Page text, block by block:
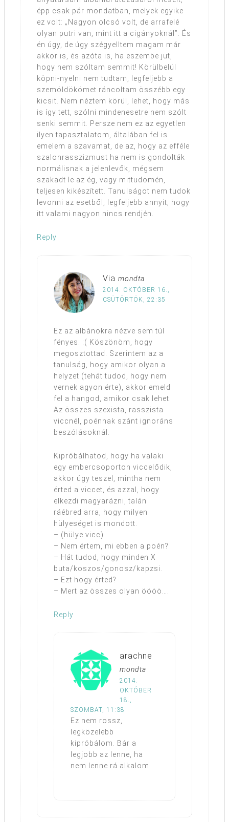
épp csak pár mondatban, melyek egyike
ez volt: „Nagyon olcsó volt, de arrafelé
olyan putri van, mint itt a cigányoknál”. És
én úgy, de úgy szégyelltem magam már
akkor is, és azóta is, ha eszembe jut,
hogy nem szóltam semmit! Körülbelül
köpni-nyelni nem tudtam, legfeljebb a
szemöldökömet ráncoltam összébb egy
kicsit. Nem néztem körül, lehet, hogy más
is így tett, szólni mindenesetre nem szólt
senki semmit. Persze nem ez az egyetlen
ilyen tapasztalatom, általában fel is
emelem a szavamat, de az, hogy az efféle
szalonrasszizmust ha nem is gondolták
normálisnak a jelenlevők, mégsem
szakadt le az ég, vagy mittudomén,
teljesen kikészített. Tanulságot nem tudok
levonni az esetből, legfeljebb annyit, hogy
itt valami nagyon nincs rendjén.
Reply
Via mondta
2014. OKTÓBER 16.,
CSÜTÖRTÖK, 22:35
Ez az albánokra nézve sem túl
fényes. :( Köszönöm, hogy
megosztottad. Szerintem az a
tanulság, hogy amikor olyan a
helyzet (tehát tudod, hogy nem
vernek agyon érte), akkor emeld
fel a hangod, amikor csak lehet.
Az összes szexista, rasszista
viccnél, poénnak szánt ignoráns
beszólásoknál.
Kipróbálhatod, hogy ha valaki
egy embercsoporton viccelődik,
akkor úgy teszel, mintha nem
érted a viccet, és azzal, hogy
elkezdi magyarázni, talán
ráébred arra, hogy milyen
hülyeséget is mondott.
– (hülye vicc)
– Nem értem, mi ebben a poén?
– Hát tudod, hogy minden X
buta/koszos/gonosz/kapzsi.
– Ezt hogy érted?
– Mert az összes olyan öööö….
Reply
arachne
mondta
2014.
OKTÓBER
18.,
SZOMBAT, 11:38
Ez nem rossz,
legközelebb
kipróbálom. Bár a
legjobb az lenne, ha
nem lenne rá alkalom.